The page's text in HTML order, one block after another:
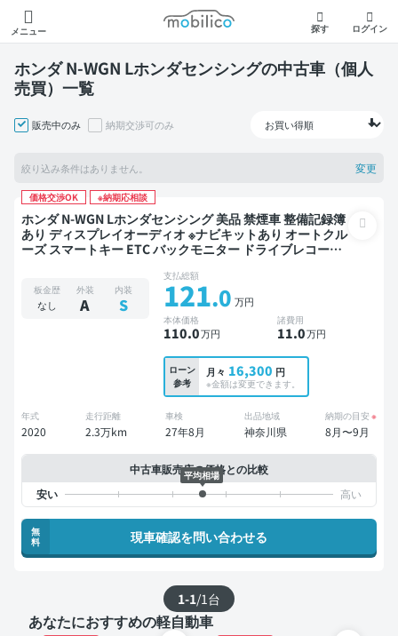
メニュー
モビリコ
探す ログイン
ホンダ N-WGN Lホンダセンシングの中古車（個人
売買）一覧
販売中のみ 納期交渉可のみ
絞り込み条件はありません。 変更
価格交渉OK ※納期応相談
ホンダ N-WGN Lホンダセンシング 美品 禁煙車 整備記録簿
あり ディスプレイオーディオ ※ナビキットあり オートクル
ーズ スマートキー ETC バックモニター ドライブレコーダ
板金歴
なし
外装
A
内装
S
支払総額
121.0 万円
本体価格
110.0万円
諸費用
11.0万円
ローン
参考
月々 16,300 円
※金額は変更できます。
年式
2020
走行距離
2.3万km
車検
27年8月
出品地域
神奈川県
納期の目安 ※
8月〜9月
中古車販売店の価格との比較
平均相場
無
料
現車確認を問い合わせる
1-1/1台
あなたにおすすめの軽自動車